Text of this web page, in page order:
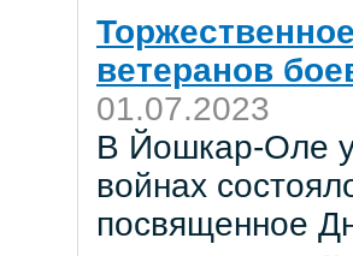
ветеранов
01.07.2023
В Йошкар-Оле
войнах
посвященное